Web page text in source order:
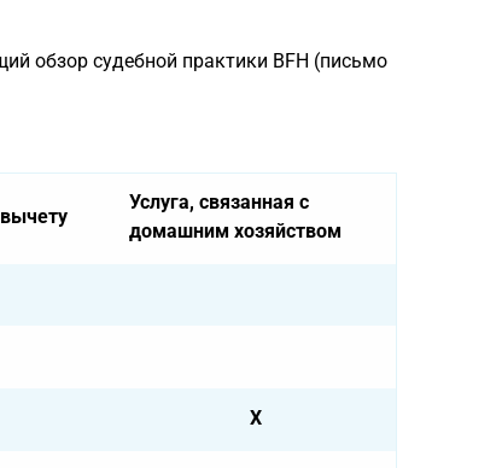
обзор судебной практики BFH (письмо
Услуга, связанная с
домашним хозяйством
X